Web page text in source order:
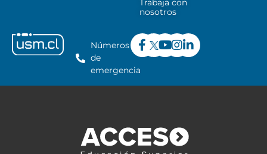
Trabaja con
nosotros
Números
de
emergencia